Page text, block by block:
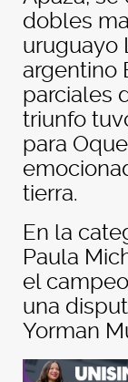
dobles
uruguayo
argentino
parciales
triunfo
para
tierra.
En la
Paula
el
una
Yorman